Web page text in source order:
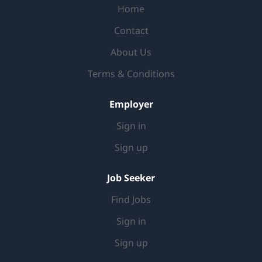
opdrachtgevers, zoals pensioenfondsen, verzekeraars,
banken. Je profiel Je zit in de laatste fase van je
bent analytisch, adviesvaardig, resultaatgericht,
Home
Contact
About Us
Terms & Conditions
Employer
Sign in
Sign up
Job Seeker
Find Jobs
Sign in
Sign up